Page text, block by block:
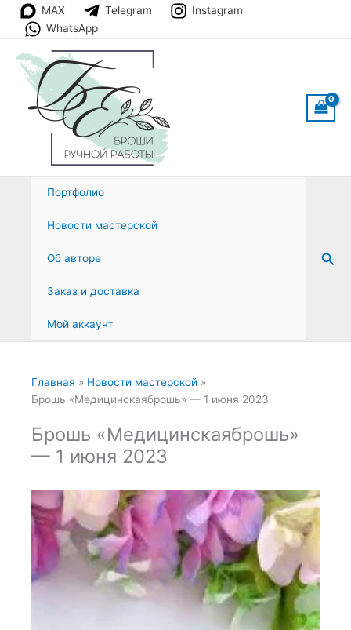
Перейти
содержимому
MAX Telegram
Instagram
WhatsApp
Портфолио
Новости мастерской
Об авторе
Заказ и доставка
Мой аккаунт
Главная
Новости мастерской
Брошь «Медицинскаяброшь» — 1 июня 2023
Брошь «Медицинскаяброшь»
— 1 июня 2023